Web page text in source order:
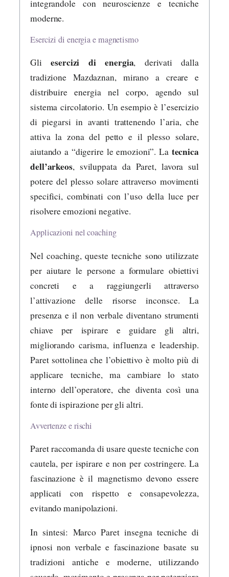
integrandole con neuroscienze e tecniche
moderne.
Esercizi di energia e magnetismo
Gliesercizi di energia, derivati dalla
tradizione Mazdaznan, mirano a creare e
distribuire energia nel corpo, agendo sul
sistema circolatorio. Un esempio è l’esercizio
di piegarsi in avanti trattenendo l’aria, che
attiva la zona del petto e il plesso solare,
aiutando a “digerire le emozioni”. La tecnica
dell’arkeos, sviluppata da Paret, lavora sul
potere del plesso solare attraverso movimenti
specifici, combinati con l’uso della luce per
risolvere emozioni negative.
Applicazioni nel coaching
Nel coaching, queste tecniche sono utilizzate
per aiutare le persone a formulare obiettivi
concreti e a raggiungerli attraverso
l’attivazione delle risorse inconsce. La
presenza e il non verbale diventano strumenti
chiave per ispirare e guidare gli altri,
migliorando carisma, influenza e leadership.
Paret sottolinea che l’obiettivo è molto più di
applicare tecniche, ma cambiare lo stato
interno dell’operatore, che diventa così una
fonte di ispirazione per gli altri.
Avvertenze e rischi
Paret raccomanda di usare queste tecniche con
cautela, per ispirare e non per costringere. La
fascinazione è il magnetismo devono essere
applicati con rispetto e consapevolezza,
evitando manipolazioni.
In sintesi: Marco Paret insegna tecniche di
ipnosi non verbale e fascinazione basate su
tradizioni antiche e moderne, utilizzando